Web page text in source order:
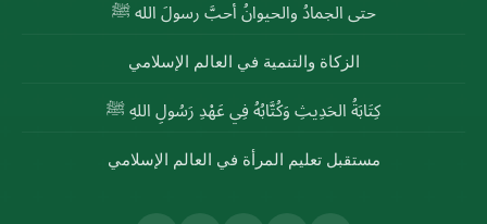
حتى الجمادُ والحيوانُ أحبَّ رسولَ الله ﷺ
الزكاة والتنمية في العالم الإسلامي
كِتَابَةُ الحَدِيثِ وَكُتَّابُهُ فِي عَهْدِ رَسُولِ اللهِ ﷺ
مستقبل تعليم المرأة في العالم الإسلامي